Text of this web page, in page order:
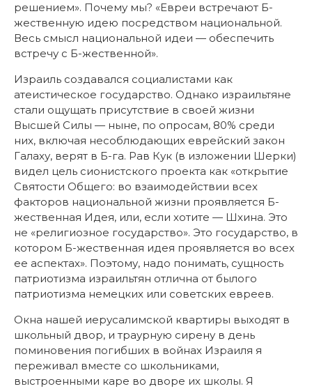
решением». Почему мы? «Евреи встречают Б-
жественную идею посредством национальной.
Весь смысл национальной идеи — обеспечить
встречу с Б-жественной».
Израиль создавался социалистами как
атеистическое государство. Однако израильтяне
стали ощущать присутствие в своей жизни
Высшей Силы — ныне, по опросам, 80% среди
них, включая несоблюдающих еврейский закон
Галаху, верят в Б-га. Рав Кук (в изложении Шерки)
видел цель сионистского проекта как «открытие
Святости Общего: во взаимодействии всех
факторов национальной жизни проявляется Б-
жественная Идея, или, если хотите — Шхина. Это
не «религиозное государство». Это государство, в
котором Б-жественная идея проявляется во всех
ее аспектах». Поэтому, надо понимать, сущность
патриотизма израильтян отлична от былого
патриотизма немецких или советских евреев.
Окна нашей иерусалимской квартиры выходят в
школьный двор, и траурную сирену в день
поминовения погибших в войнах Израиля я
переживал вместе со школьниками,
выстроенными каре во дворе их школы. Я